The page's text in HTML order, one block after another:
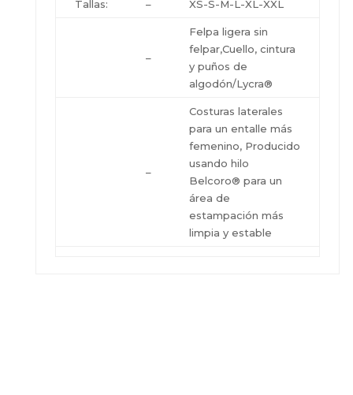
Tallas: – XS-S-M-L-XL-XXL
–
Felpa ligera sin
felpar,Cuello, cintura
y puños de
algodón/Lycra®
–
Costuras laterales
para un entalle más
femenino, Producido
usando hilo
Belcoro® para un
área de
estampación más
limpia y estable